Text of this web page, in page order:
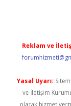
Reklam ve
Yasal Uyarı:
ve İletişim
olarak hizmet